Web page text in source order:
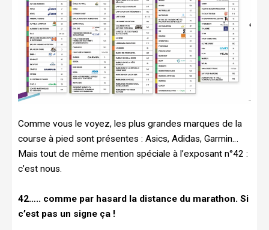
Comme vous le voyez, les plus grandes marques de la
course à pied sont présentes : Asics, Adidas, Garmin…
Mais tout de même mention spéciale à l’exposant n°42 :
c’est nous.
42….. comme par hasard la distance du marathon. Si
c’est pas un signe ça !